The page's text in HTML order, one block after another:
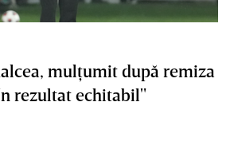
mulţumit după remiza
rezultat echitabil"